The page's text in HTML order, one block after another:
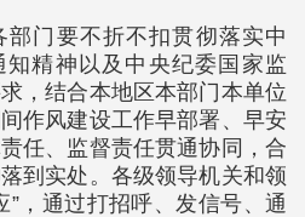
部门要不折不扣贯彻落实中
知精神以及中央纪委国家监
，结合本地区本部门本单位
作风建设工作早部署、早安
任、监督责任贯通协同，合
到实处。各级领导机关和领
”，通过打招呼、发信号、通